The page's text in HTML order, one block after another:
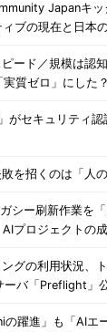
Japanキッ
ブの現在と日本
ピード／規模は
質ゼロ」にした？
がセキュリティ
を招くのは「人の
ガシー刷新作業
プロジェクトの
ングの利用状況、
ーバ「Preflight」
の躍進」も「AIエ